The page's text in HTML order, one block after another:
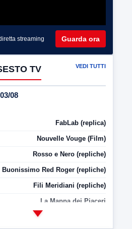
streaming Guarda ora
TV VEDI TUTTI
08
FabLab (replica)
Nouvelle Vouge (Film)
Rosso e Nero (repliche)
Buonissimo Red Roger (repliche)
Fili Meridiani (repliche)
La Mappa dei Piaceri